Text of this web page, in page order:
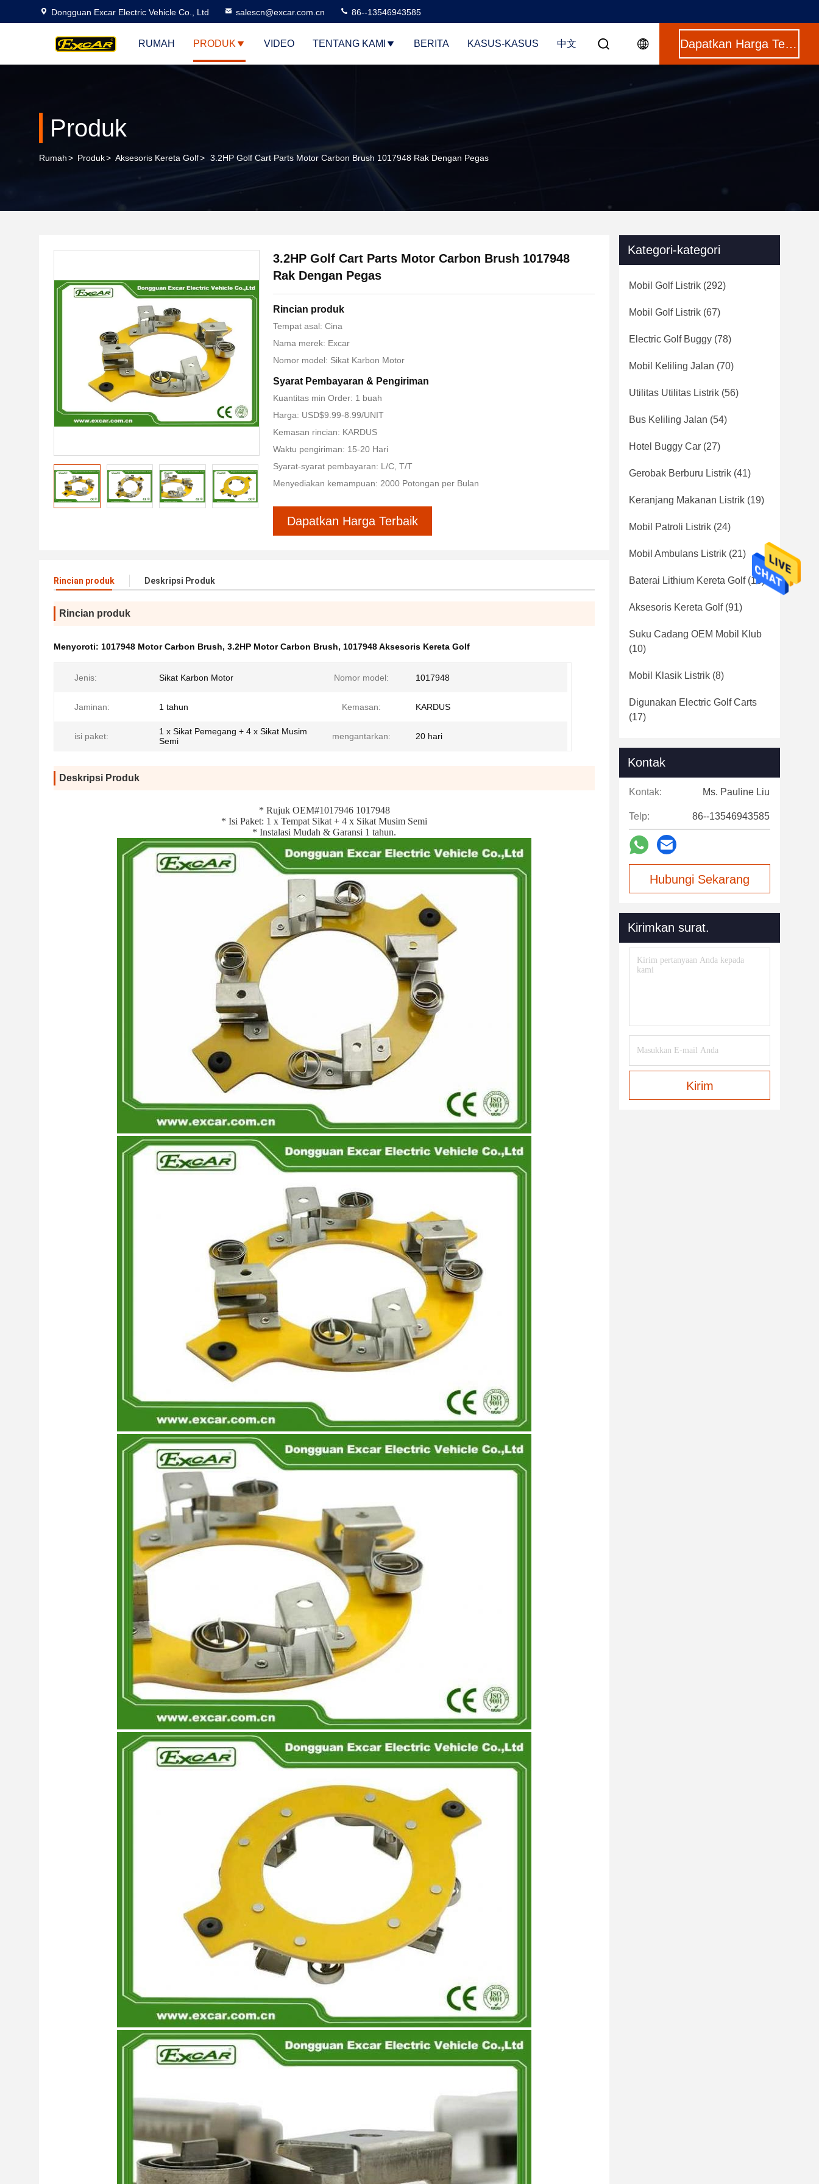
Dongguan Excar Electric Vehicle Co., Ltd salescn@excar.com.cn 86--13546943585
RUMAH PRODUK VIDEO TENTANG KAMI BERITA KASUS-KASUS 中文 Dapatkan Harga Terbaik
Produk
Rumah> Produk> Aksesoris Kereta Golf> 3.2HP Golf Cart Parts Motor Carbon Brush 1017948 Rak Dengan Pegas
3.2HP Golf Cart Parts Motor Carbon Brush 1017948
Rak Dengan Pegas
Rincian produk
Tempat asal: Cina
Nama merek: Excar
Nomor model: Sikat Karbon Motor
Syarat Pembayaran & Pengiriman
Kuantitas min Order: 1 buah
Harga: USD$9.99-8.99/UNIT
Kemasan rincian: KARDUS
Waktu pengiriman: 15-20 Hari
Syarat-syarat pembayaran: L/C, T/T
Menyediakan kemampuan: 2000 Potongan per Bulan
Dapatkan Harga Terbaik
Rincian produk Deskripsi Produk
Rincian produk
Menyoroti: 1017948 Motor Carbon Brush, 3.2HP Motor Carbon Brush, 1017948 Aksesoris Kereta Golf
Jenis: Sikat Karbon Motor Nomor model: 1017948
Jaminan: 1 tahun Kemasan: KARDUS
isi paket:
1 x Sikat Pemegang + 4 x Sikat Musim
Semi
mengantarkan: 20 hari
Deskripsi Produk
* Rujuk OEM#1017946 1017948
* Isi Paket: 1 x Tempat Sikat + 4 x Sikat Musim Semi
* Instalasi Mudah & Garansi 1 tahun.
Kategori-kategori
Mobil Golf Listrik (292)
Mobil Golf Listrik (67)
Electric Golf Buggy (78)
Mobil Keliling Jalan (70)
Utilitas Utilitas Listrik (56)
Bus Keliling Jalan (54)
Hotel Buggy Car (27)
Gerobak Berburu Listrik (41)
Keranjang Makanan Listrik (19)
Mobil Patroli Listrik (24)
Mobil Ambulans Listrik (21)
Baterai Lithium Kereta Golf(16)
Aksesoris Kereta Golf(91)
Suku Cadang OEM Mobil Klub
(10)
Mobil Klasik Listrik (8)
Digunakan Electric Golf Carts
(17)
Kontak
Kontak: Ms. Pauline Liu
Telp: 86--13546943585
Hubungi Sekarang
Kirimkan surat.
Kirim